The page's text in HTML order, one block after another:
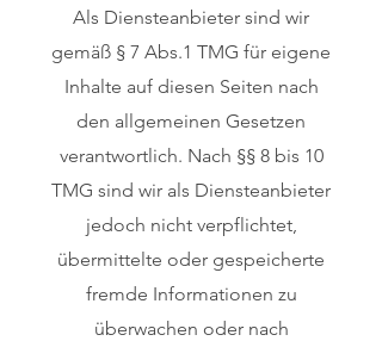
Als Diensteanbieter sind wir
gemäß § 7 Abs.1 TMG für eigene
Inhalte auf diesen Seiten nach
den allgemeinen Gesetzen
verantwortlich. Nach §§ 8 bis 10
TMG sind wir als Diensteanbieter
jedoch nicht verpflichtet,
übermittelte oder gespeicherte
fremde Informationen zu
überwachen oder nach